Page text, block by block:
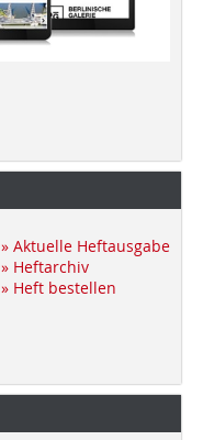
» Aktuelle Heftausgabe
» Heftarchiv
» Heft bestellen